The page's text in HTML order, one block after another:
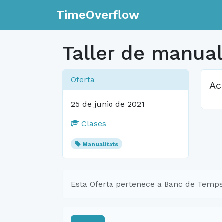
TimeOverflow
Taller de
Oferta
25 de junio de 2021
Clases
Manualitats
Esta Oferta pertenece a Banc de